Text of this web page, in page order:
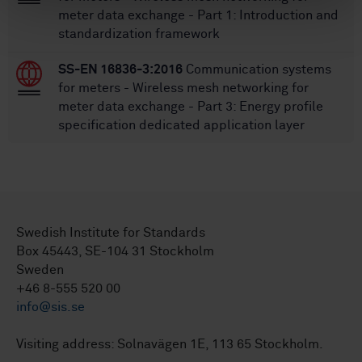
meter data exchange - Part 1: Introduction and
standardization framework
SS-EN 16836-3:2016 Communication systems
for meters - Wireless mesh networking for
meter data exchange - Part 3: Energy profile
specification dedicated application layer
Swedish Institute for Standards
Box 45443, SE-104 31 Stockholm
Sweden
+46 8-555 520 00
info@sis.se
Visiting address: Solnavägen 1E, 113 65 Stockholm.